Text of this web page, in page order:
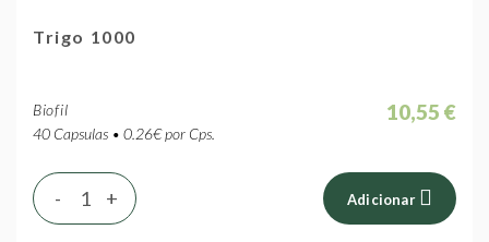
Trigo 1000
Biofil
40 Capsulas • 0.26€ por Cps.
10,55 €
+
- Adicionar